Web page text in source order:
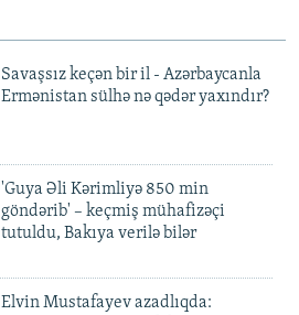
Savaşsız keçən bir il - Azərbaycanla
Ermənistan sülhə nə qədər yaxındır?
'Guya Əli Kərimliyə 850 min
göndərib' – keçmiş mühafizəçi
tutuldu, Bakıya verilə bilər
Elvin Mustafayev azadlıqda: